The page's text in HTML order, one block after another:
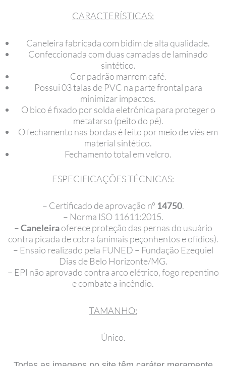
CARACTERÍSTICAS:
Caneleira fabricada com bidim de alta qualidade.
Confeccionada com duas camadas de laminado
sintético.
Cor padrão marrom café.
Possui 03 talas de PVC na parte frontal para
minimizar impactos.
O bico é fixado por solda eletrônica para proteger o
metatarso (peito do pé).
O fechamento nas bordas é feito por meio de viés em
material sintético.
Fechamento total em velcro.
ESPECIFICAÇÕES TÉCNICAS:
– Certificado de aprovação nº 14750.
– Norma ISO 11611:2015.
–Caneleiraoferece proteção das pernas do usuário
contra picada de cobra (animais peçonhentos e ofídios).
– Ensaio realizado pela FUNED – Fundação Ezequiel
Dias de Belo Horizonte/MG.
– EPI não aprovado contra arco elétrico, fogo repentino
e combate a incêndio.
TAMANHO:
Único.